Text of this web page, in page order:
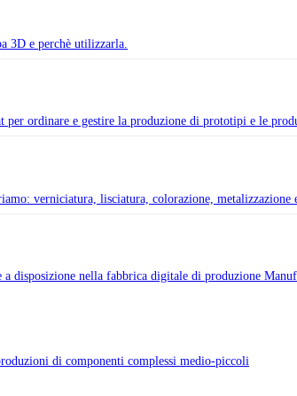
3D e perchè utilizzarla.
per ordinare e gestire la produzione di prototipi e le
verniciatura, lisciatura, colorazione, metalizzazione
disposizione nella fabbrica digitale di produzione
di componenti complessi medio-piccoli